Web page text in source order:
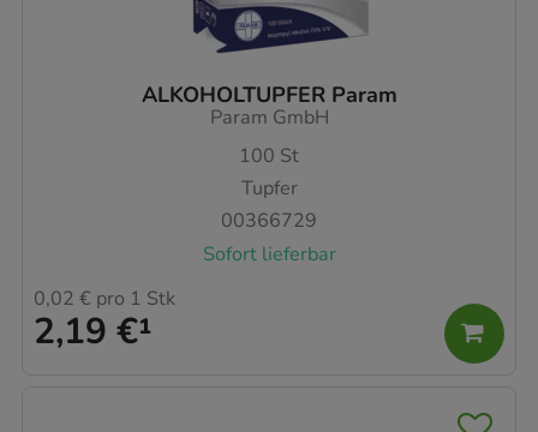
ALKOHOLTUPFER Param
Param GmbH
100 St
Tupfer
00366729
Sofort lieferbar
2,19 €¹
0,02 € pro 1 Stk